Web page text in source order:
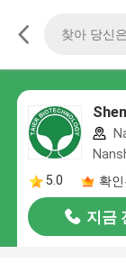
5.0
확
지금